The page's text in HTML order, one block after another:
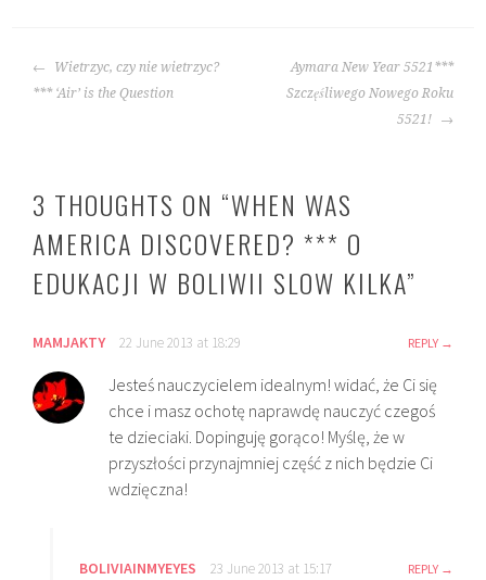
POST
NAVIGATION
Wietrzyc, czy nie wietrzyc?
*** ‘Air’ is the Question
Aymara New Year 5521***
Szczęśliwego Nowego Roku
5521!
3 THOUGHTS ON “WHEN WAS
AMERICA DISCOVERED? *** O
EDUKACJI W BOLIWII SLOW KILKA”
MAMJAKTY 22 June 2013 at 18:29 REPLY
Jesteś nauczycielem idealnym! widać, że Ci się
chce i masz ochotę naprawdę nauczyć czegoś
te dzieciaki. Dopinguję gorąco! Myślę, że w
przyszłości przynajmniej część z nich będzie Ci
wdzięczna!
BOLIVIAINMYEYES 23 June 2013 at 15:17 REPLY